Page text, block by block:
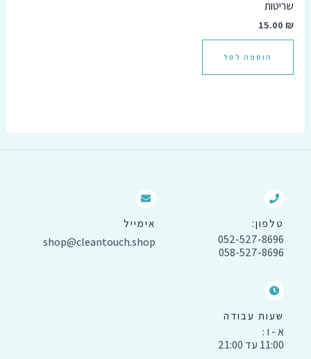
שריטות
15.00₪
הוספה לסל
טלפון:
052-527-8696
058-527-8696
אימייל
shop@cleantouch.shop
שעות עבודה
א - ו :
11:00 עד 21:00